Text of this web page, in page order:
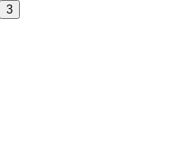
3